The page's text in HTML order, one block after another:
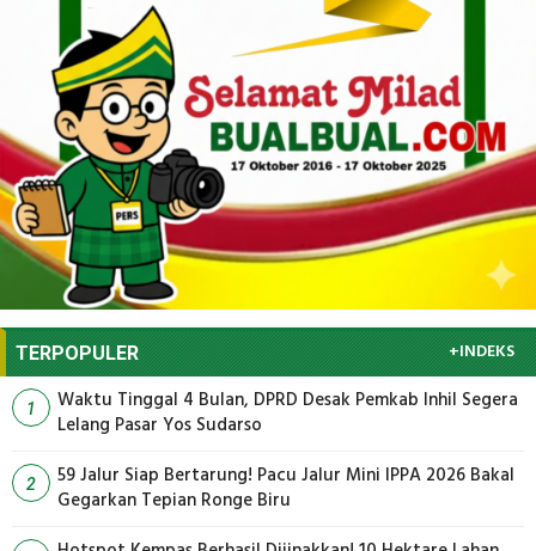
TERPOPULER +INDEKS
1
Waktu Tinggal 4 Bulan, DPRD Desak Pemkab Inhil Segera
Lelang Pasar Yos Sudarso
2
59 Jalur Siap Bertarung! Pacu Jalur Mini IPPA 2026 Bakal
Gegarkan Tepian Ronge Biru